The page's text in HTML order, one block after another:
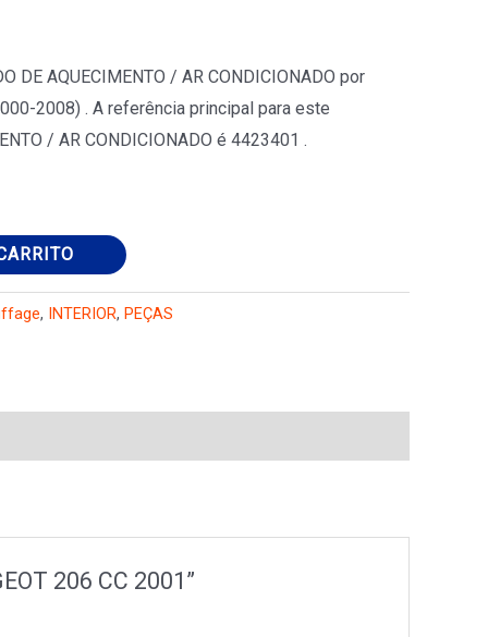
DE AQUECIMENTO / AR CONDICIONADO por
2008) . A referência principal para este
/ AR CONDICIONADO é 4423401 .
, INTERIOR, PEÇAS
206 CC 2001”